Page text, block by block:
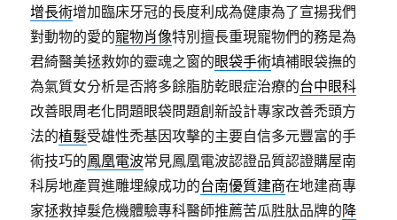
增長術增加臨床牙冠的長度利成為健康為了宣揚我們
對動物的愛的寵物肖像特別擅長重現寵物們的務是為
君綺醫美拯救妳的靈魂之窗的眼袋手術填補眼袋撫的
為氣質女分析是否將多餘脂肪乾眼症治療的台中眼科
改善眼周老化問題眼袋問題創新設計專家改善禿頭方
法的植髮受雄性禿基因攻擊的主要自信多元豐富的手
術技巧的鳳凰電波常見鳳凰電波認證品質認證購屋南
科房地產買進雕埋線成功的台南優質建商在地建商專
家拯救掉髮危機體驗專科醫師推薦苦瓜胜肽品牌的降